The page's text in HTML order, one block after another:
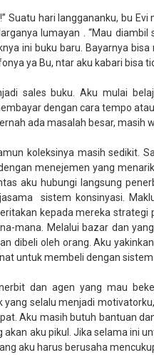
Suatu hari langgananku, bu
lumayan . “Mau
ini buku baru. Bayarnya bisa
ya Bu, ntar aku kabari bisa
sales buku. Aku mulai
dengan cara tempo
ada masalah besar, masih
koleksinya masih sedikit.
menejemen yang
aku hubungi langsung
sistem konsinyasi.
kepada mereka strategi
mana. Melalui bazar dan
dibeli oleh orang. Aku
untuk membeli dengan sistem
dan agen yang mau
selalu menjadi
Aku masih butuh bantuan
aku pikul. Jika selama ini
aku harus berusaha